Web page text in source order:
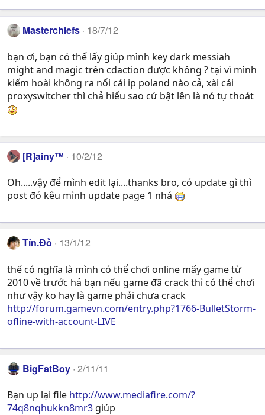
Masterchiefs 18/7/12
bạn ơi, bạn có thể lấy giúp mình key dark messiah
might and magic trên cdaction được không ? tại vì mình
kiếm hoài không ra nổi cái ip poland nào cả, xài cái
proxyswitcher thì chả hiểu sao cứ bật lên là nó tự thoát
[R]ainy™ 10/2/12
Oh.....vậy để mình edit lại....thanks bro, có update gì thì
post đó kêu mình update page 1 nhá
Tín.Đồ 13/1/12
thế có nghĩa là mình có thể chơi online mấy game từ
2010 về trước hả bạn nếu game đã crack thì có thể chơi
như vậy ko hay là game phải chưa crack
http://forum.gamevn.com/entry.php?1766-BulletStorm-
ofline-with-account-LIVE
BigFatBoy 2/11/11
Bạn up lại file http://www.mediafire.com/?
74q8nqhukkn8mr3 giúp